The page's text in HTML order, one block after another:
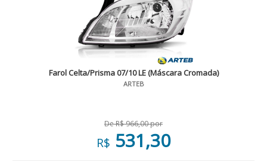
Farol Celta/Prisma 07/10 LE (Máscara Cromada)
ARTEB
De R$ 966,00 por
R$ 531,30